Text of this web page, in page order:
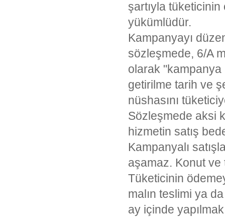
şartıyla
yükümlüdür.
Kampanyayı
sözleşmede, 6/A
olarak
getirilme tarih ve
nüshasını
Sözleşmede aksi
hizmetin satış
Kampanyalı
aşamaz. Konut ve
Tüketicinin
malın teslimi ya
ay içinde